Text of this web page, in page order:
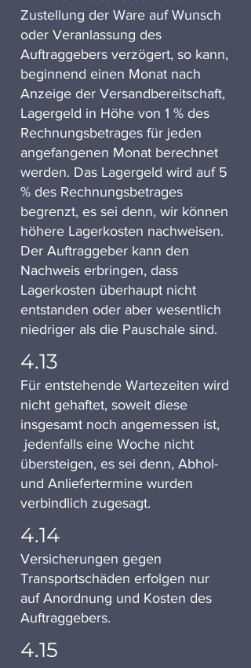
Zustellung der Ware auf Wunsch
oder Veranlassung des
Auftraggebers verzögert, so kann,
beginnend einen Monat nach
Anzeige der Versandbereitschaft,
Lagergeld in Höhe von 1 % des
Rechnungsbetrages für jeden
angefangenen Monat berechnet
werden. Das Lagergeld wird auf 5
% des Rechnungsbetrages
begrenzt, es sei denn, wir können
höhere Lagerkosten nachweisen.
Der Auftraggeber kann den
Nachweis erbringen, dass
Lagerkosten überhaupt nicht
entstanden oder aber wesentlich
niedriger als die Pauschale sind.
4.13
Für entstehende Wartezeiten wird
nicht gehaftet, soweit diese
insgesamt noch angemessen ist,
jedenfalls eine Woche nicht
übersteigen, es sei denn, Abhol-
und Anliefertermine wurden
verbindlich zugesagt.
4.14
Versicherungen gegen
Transportschäden erfolgen nur
auf Anordnung und Kosten des
Auftraggebers.
4.15